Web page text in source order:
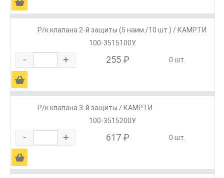
Р/к клапана 2-й защиты (5 наим./10 шт.) / КАМРТИ
100-3515100У
- + 255 ₽ 0 шт.
Ä
Р/к клапана 3-й защиты / КАМРТИ
100-3515200У
- + 617 ₽ 0 шт.
Ä